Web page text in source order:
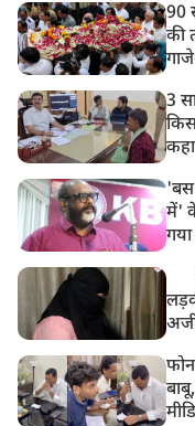
90
की
3
'बस
में'